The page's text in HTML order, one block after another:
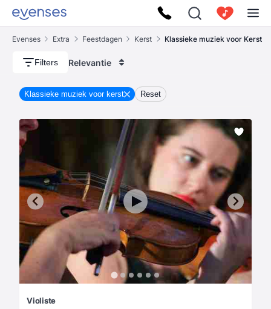
Evenses Extra Feestdagen Kerst Klassieke muziek voor Kerst
Filters Relevantie
Klassieke muziek voor kerst Reset
Violiste